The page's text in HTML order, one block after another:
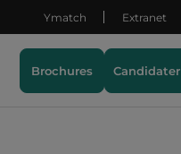
Ymatch Extranet
Brochures Candidater